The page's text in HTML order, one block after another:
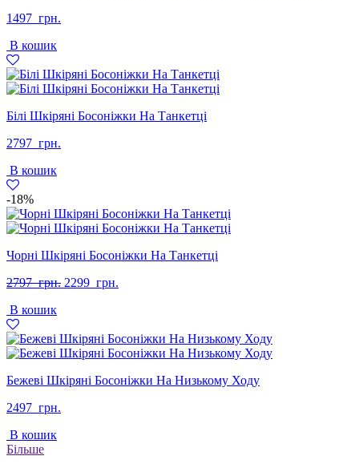
1497 грн.
В кошик
Білі Шкіряні Босоніжки На Танкетці
2797 грн.
В кошик
-18%
Чорні Шкіряні Босоніжки На Танкетці
2797 грн. Оригінальна
2299 грн.
В кошик
Бежеві Шкіряні Босоніжки На Низькому Ходу
2497 грн.
В кошик
Більше